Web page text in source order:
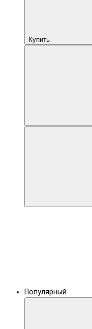
Купить
Популярный